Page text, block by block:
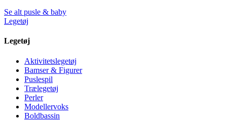
Se alt pusle & baby
Legetøj
Legetøj
Aktivitetslegetøj
Bamser & Figurer
Puslespil
Trælegetøj
Perler
Modellervoks
Boldbassin